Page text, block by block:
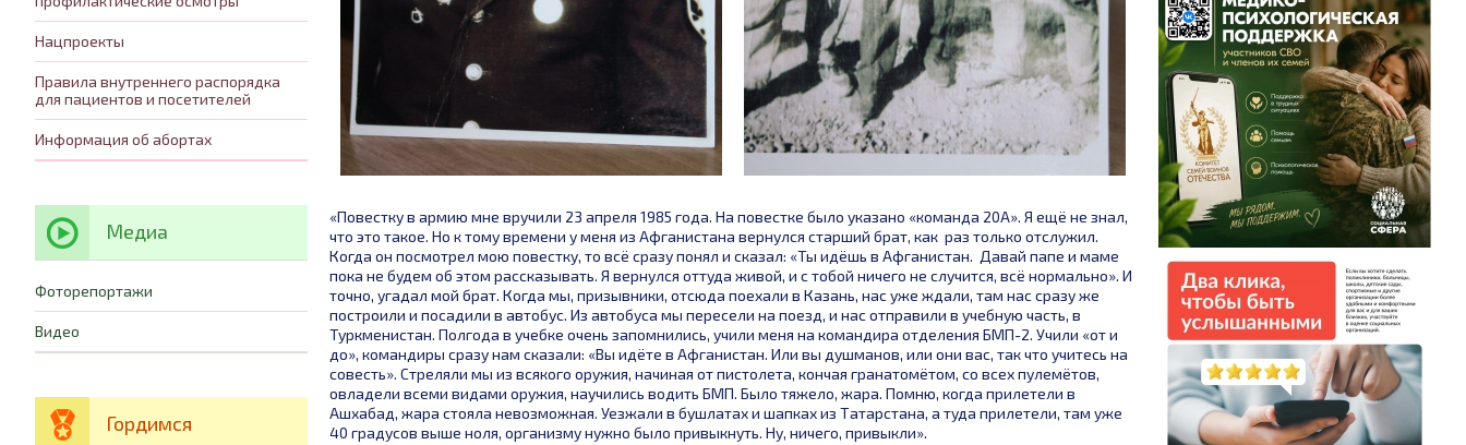
«Повестку в армию мне вручили 23 апреля 1985 года. На повестке было указано «команда 20А». Я ещё не знал,
что это такое. Но к тому времени у меня из Афганистана вернулся старший брат, как раз только отслужил.
Когда он посмотрел мою повестку, то всё сразу понял и сказал: «Ты идёшь в Афганистан. Давай папе и маме
пока не будем об этом рассказывать. Я вернулся оттуда живой, и с тобой ничего не случится, всё нормально». И
точно, угадал мой брат. Когда мы, призывники, отсюда поехали в Казань, нас уже ждали, там нас сразу же
построили и посадили в автобус. Из автобуса мы пересели на поезд, и нас отправили в учебную часть, в
Туркменистан. Полгода в учебке очень запомнились, учили меня на командира отделения БМП-2. Учили «от и
до», командиры сразу нам сказали: «Вы идёте в Афганистан. Или вы душманов, или они вас, так что учитесь на
совесть». Стреляли мы из всякого оружия, начиная от пистолета, кончая гранатомётом, со всех пулемётов,
овладели всеми видами оружия, научились водить БМП. Было тяжело, жара. Помню, когда прилетели в
Ашхабад, жара стояла невозможная. Уезжали в бушлатах и шапках из Татарстана, а туда прилетели, там уже
40 градусов выше ноля, организму нужно было привыкнуть. Ну, ничего, привыкли».
Нацпроекты
Правила внутреннего распорядка
для пациентов и посетителей
Информация об абортах
Медиа
Фоторепортажи
Видео
Гордимся